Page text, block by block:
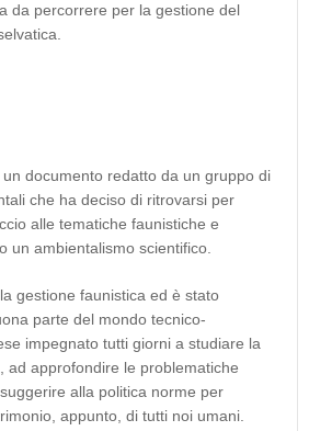
da percorrere per la gestione del
documento redatto da un gruppo di
che ha deciso di ritrovarsi per
alle tematiche faunistiche e
un ambientalismo scientifico.
gestione faunistica ed è stato
parte del mondo tecnico-
impegnato tutti giorni a studiare la
ad approfondire le problematiche
alla politica norme per
appunto, di tutti noi umani.